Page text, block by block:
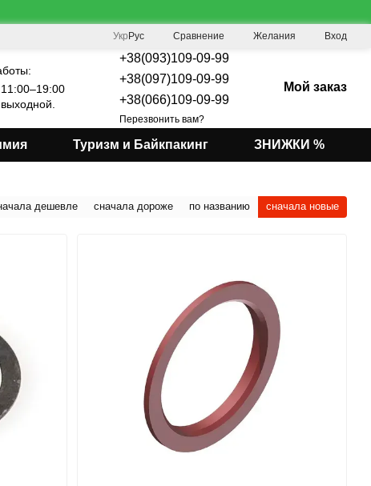
Укр Рус Сравнение Желания Вход
11:00–19:00
выходной.
+38(093)109-09-99
+38(097)109-09-99
+38(066)109-09-99
Перезвонить вам?
Мой заказ
Туризм и Байкпакинг ЗНИЖКИ %
дешевле сначала дороже по названию сначала новые